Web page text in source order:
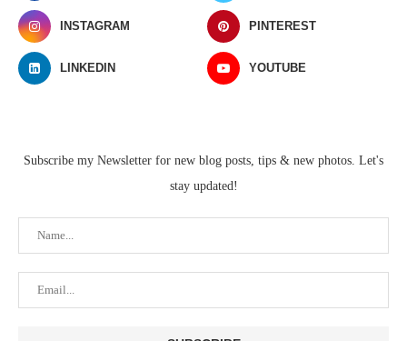
INSTAGRAM PINTEREST
LINKEDIN YOUTUBE
Subscribe my Newsletter for new blog posts, tips & new photos. Let's
stay updated!